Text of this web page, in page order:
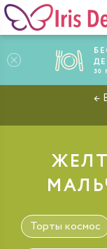
30
Торты космос